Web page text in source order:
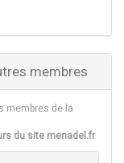
membres
membres de la
du site menadel.fr